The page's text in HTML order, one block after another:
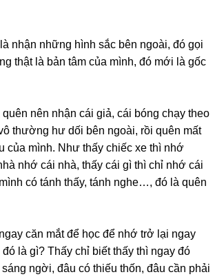
nhận những hình sắc bên ngoài, đó gọi
thật là bản tâm của mình, đó mới là gốc
nên nhận cái giả, cái bóng chạy theo
thường hư dối bên ngoài, rồi quên mất
của mình. Như thấy chiếc xe thì nhớ
nhớ cái nhà, thấy cái gì thì chỉ nhớ cái
có tánh thấy, tánh nghe…, đó là quên
căn mắt để học để nhớ trở lại ngay
là gì? Thấy chỉ biết thấy thì ngay đó
ngời, đâu có thiếu thốn, đâu cần phải